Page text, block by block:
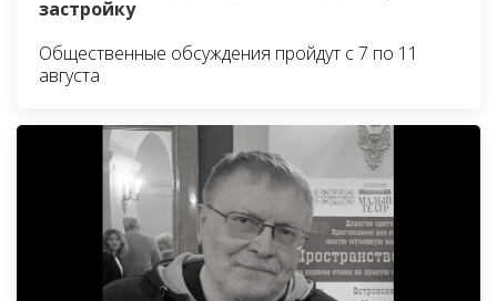
застройку
Общественные обсуждения пройдут с 7 по 11
августа